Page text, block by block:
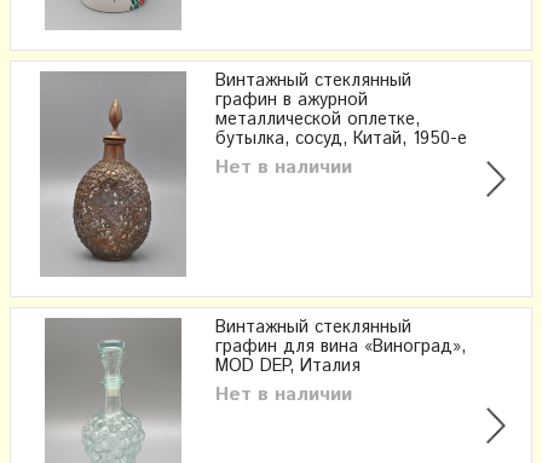
Винтажный стеклянный
графин в ажурной
металлической оплетке,
бутылка, сосуд, Китай, 1950-е
Нет в наличии
Винтажный стеклянный
графин для вина «Виноград»,
MOD DEP, Италия
Нет в наличии